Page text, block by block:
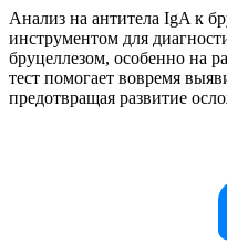
Анализ на антитела IgA к
инструментом для
бруцеллезом, особенно на
тест помогает вовремя
предотвращая развитие